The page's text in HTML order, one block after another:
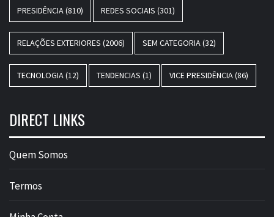
PRESIDÊNCIA (810) REDES SOCIAIS (301)
RELAÇÕES EXTERIORES (2006) SEM CATEGORIA (32)
TECNOLOGIA (12) TENDENCIAS (1) VICE PRESIDÊNCIA (86)
DIRECT LINKS
Quem Somos
Termos